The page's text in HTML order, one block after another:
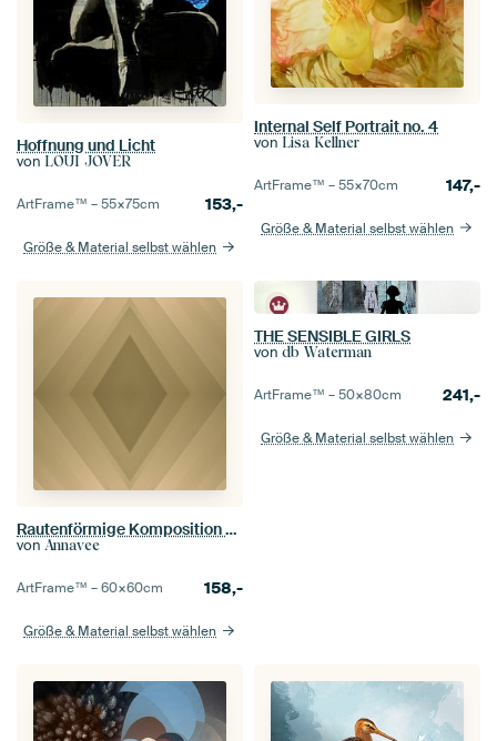
Hoffnung und Licht
von LOUI JOVER
ArtFrame™ –55×75cm 153,-
Größe & Material selbst wählen
Internal Self Portrait no. 4
von Lisa Kellner
ArtFrame™ –55×70cm 147,-
Größe & Material selbst wählen
Rautenförmige Komposition eines Voile-Vorhangs in verschiedenen Beige- und Brauntönen
von Annavee
ArtFrame™ –60×60cm 158,-
Größe & Material selbst wählen
THE SENSIBLE GIRLS
von db Waterman
ArtFrame™ –50×80cm 241,-
Größe & Material selbst wählen